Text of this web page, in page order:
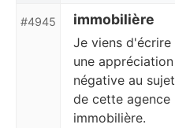
#4945 immobilière
Je viens d'écrire
une appréciation
négative au sujet
de cette agence
immobilière.